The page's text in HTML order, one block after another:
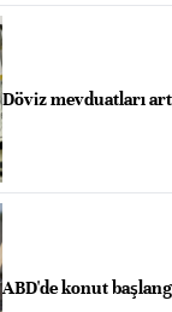
Döviz mevduatları
ABD'de konut